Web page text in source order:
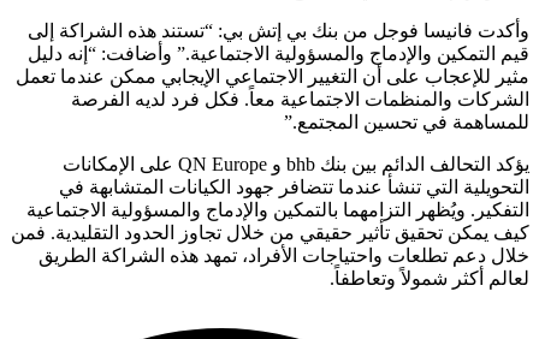
وأكدت فانيسا فوجل من بنك بي إتش بي: “تستند هذه الشراكة إلى
قيم التمكين والإدماج والمسؤولية الاجتماعية.” وأضافت: “إنه دليل
مثير للإعجاب على أن التغيير الاجتماعي الإيجابي ممكن عندما تعمل
الشركات والمنظمات الاجتماعية معاً. فكل فرد لديه الفرصة
للمساهمة في تحسين المجتمع.”
يؤكد التحالف الدائم بين بنك bhb و QN Europe على الإمكانات
التحويلية التي تنشأ عندما تتضافر جهود الكيانات المتشابهة في
التفكير. ويُظهر التزامهما بالتمكين والإدماج والمسؤولية الاجتماعية
كيف يمكن تحقيق تأثير حقيقي من خلال تجاوز الحدود التقليدية. فمن
خلال دعم تطلعات واحتياجات الأفراد، تمهد هذه الشراكة الطريق
لعالم أكثر شمولاً وتعاطفاً.